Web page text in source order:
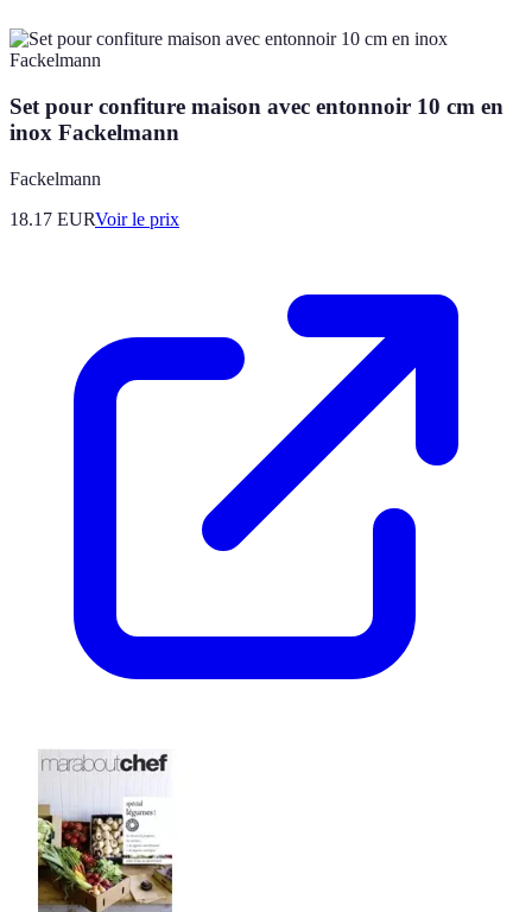
Set pour confiture maison avec entonnoir 10 cm en
inox Fackelmann
Fackelmann
18.17 EURVoir le prix